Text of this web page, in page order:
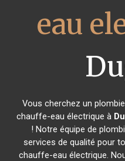
eau
Vous cherchez un
chauffe-eau électrique à
! Notre équipe de
services de qualité pour
chauffe-eau électrique.